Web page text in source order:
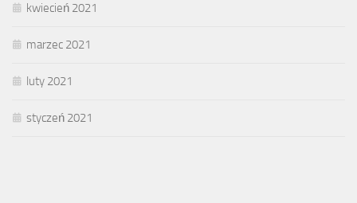
kwiecień 2021
marzec 2021
luty 2021
styczeń 2021